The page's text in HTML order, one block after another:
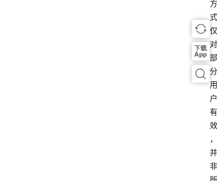
方
式
仅
对
部
分
用
户
有
效
，
并
非
下载
App